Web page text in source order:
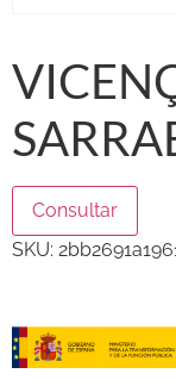
Consultar
SKU: